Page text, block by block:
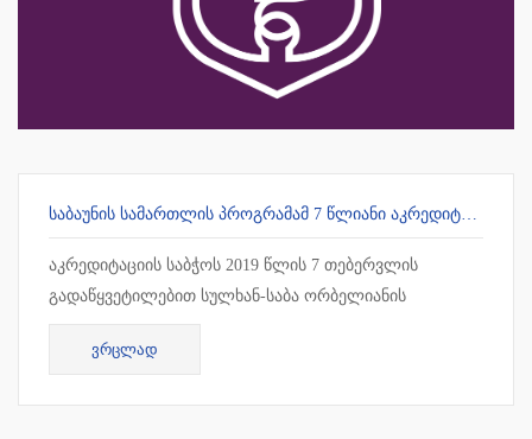
ᲡᲐᲑᲐᲣᲜᲘᲡ ᲡᲐᲛᲐᲠᲗᲚᲘᲡ ᲞᲠᲝᲒᲠᲐᲛᲐᲛ 7 ᲬᲚᲘᲐᲜᲘ ᲐᲙᲠᲔᲓᲘᲢᲐᲪᲘᲐ ᲛᲘᲘᲦᲝ
აკრედიტაციის საბჭოს 2019 წლის 7 თებერვლის
გადაწყვეტილებით სულხან-საბა ორბელიანის
უნივერსიტეტის სამართლის სამაგისტრო პროგრამამ 7
წლიანი უპირობო აკრედიტაცია მიიღო !!!
ᲕᲠᲪᲚᲐᲓ